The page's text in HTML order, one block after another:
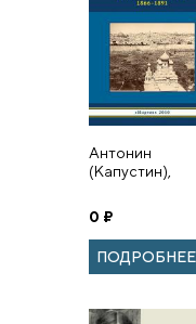
Антонин
(Капустин),
Иерусалима.
Статьи, очерки,
0 ₽
ПОДРОБНЕЕ